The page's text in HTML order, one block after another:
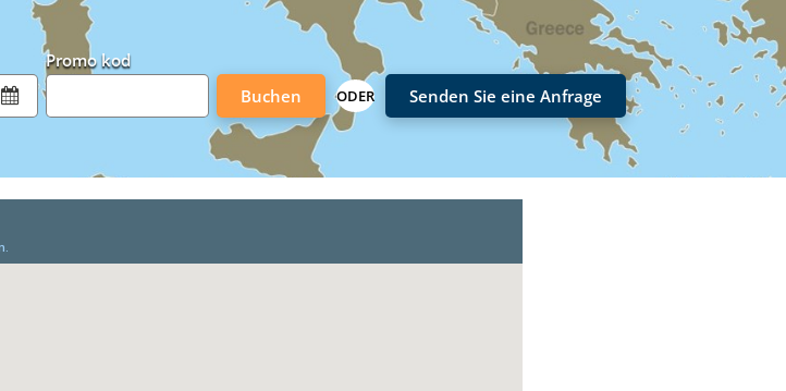
Promo kod
Buchen
ODER Senden Sie eine Anfrage